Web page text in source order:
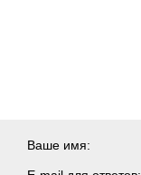
Ваше имя: